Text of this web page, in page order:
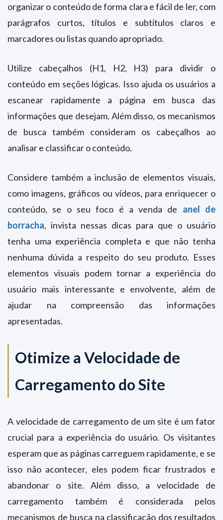
organizar o conteúdo de forma clara e fácil de ler, com
parágrafos curtos, títulos e subtítulos claros e
marcadores ou listas quando apropriado.
Utilize cabeçalhos (H1, H2, H3) para dividir o
conteúdo em seções lógicas. Isso ajuda os usuários a
escanear rapidamente a página em busca das
informações que desejam. Além disso, os mecanismos
de busca também consideram os cabeçalhos ao
analisar e classificar o conteúdo.
Considere também a inclusão de elementos visuais,
como imagens, gráficos ou vídeos, para enriquecer o
conteúdo, se o seu foco é a venda de anel de
borracha, invista nessas dicas para que o usuário
tenha uma experiência completa e que não tenha
nenhuma dúvida a respeito do seu produto. Esses
elementos visuais podem tornar a experiência do
usuário mais interessante e envolvente, além de
ajudar na compreensão das informações
apresentadas.
Otimize a Velocidade de
Carregamento do Site
A velocidade de carregamento de um site é um fator
crucial para a experiência do usuário. Os visitantes
esperam que as páginas carreguem rapidamente, e se
isso não acontecer, eles podem ficar frustrados e
abandonar o site. Além disso, a velocidade de
carregamento também é considerada pelos
mecanismos de busca na classificação dos resultados